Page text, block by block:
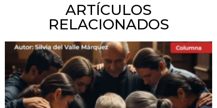
ARTÍCULOS
RELACIONADOS